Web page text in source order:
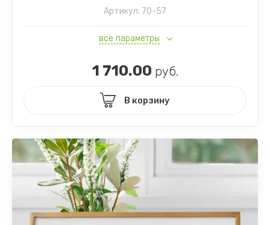
Артикул: 70-57
все параметры
1 710.00 руб.
В корзину